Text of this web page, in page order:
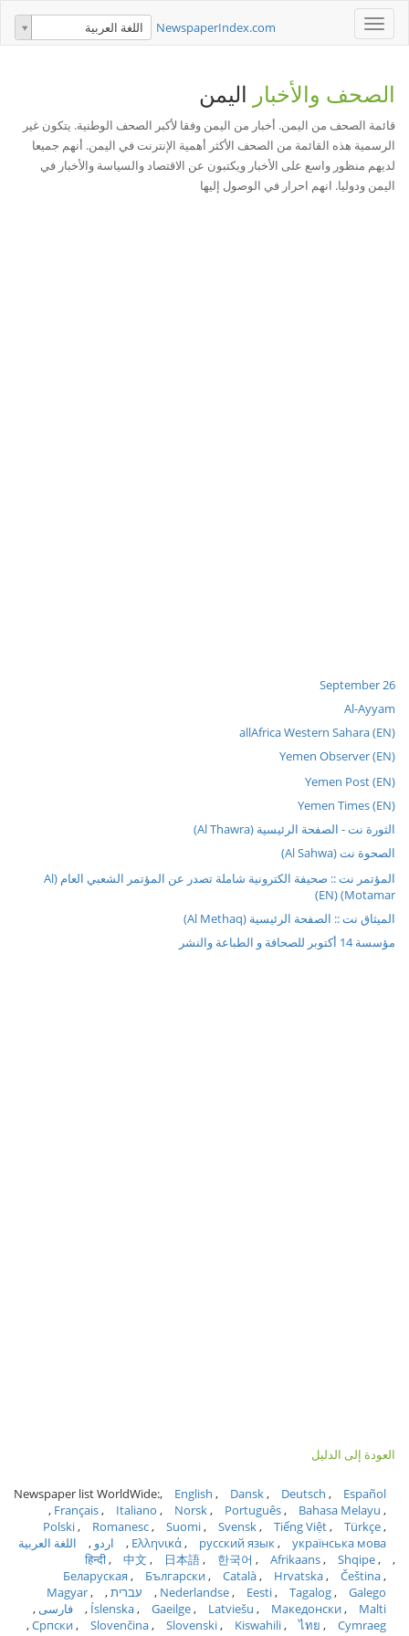
Toggle
navigation
NewspaperIndex.com اللغة العربية
الصحف والأخبار اليمن
قائمة الصحف من اليمن. أخبار من اليمن وفقا لأكبر الصحف الوطنية. يتكون غير
الرسمية هذه القائمة من الصحف الأكثر أهمية الإنترنت في اليمن. أنهم جميعا
لديهم منظور واسع على الأخبار ويكتبون عن الاقتصاد والسياسة والأخبار في
اليمن ودوليا. انهم احرار في الوصول إليها
26 September
Al-Ayyam
allAfrica Western Sahara (EN)
Yemen Observer (EN)
Yemen Post (EN)
Yemen Times (EN)
الثورة نت - الصفحة الرئيسية (Al Thawra)
الصحوة نت (Al Sahwa)
المؤتمر نت :: صحيفة الكترونية شاملة تصدر عن المؤتمر الشعبي العام (Al
Motamar) (EN)
الميثاق نت :: الصفحة الرئيسية (Al Methaq)
مؤسسة 14 أكتوبر للصحافة و الطباعة والنشر
العودة إلى الدليل
Newspaper list WorldWide: English Dansk Deutsch
Español
Français
Italiano Norsk Português
Bahasa Melayu
Polski
Romanesc Suomi Svensk Tiếng Việt
Türkçe
Ελληνικά
русский язык українська мова اردو
اللغة العربية
हिन्दी
中文 日本語 한국어 Afrikaans
Shqipe
Беларуская
Български Català Hrvatska
Čeština
Nederlandse
Eesti Tagalog Galego עברית
Magyar
Íslenska
Gaeilge Latviešu Македонски Malti
فارسی
Српски
Slovenčina Slovenski Kiswahili ไทย
Cymraeg